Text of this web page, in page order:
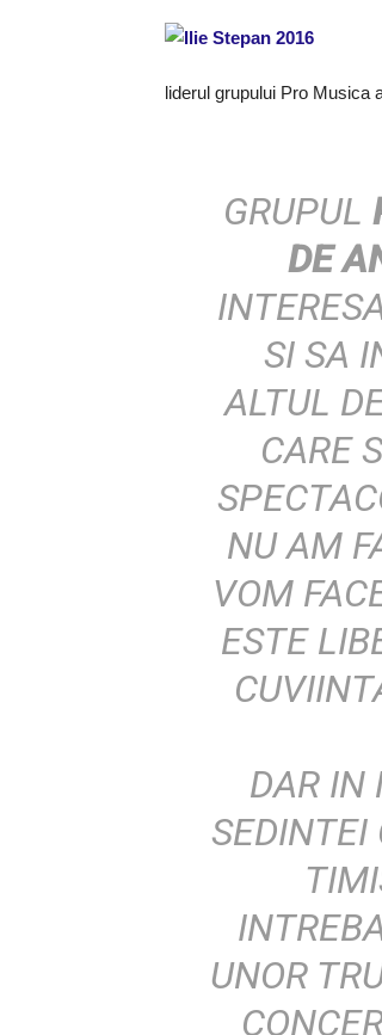
liderul grupului Pro Musica
GRUPUL
DE
SI SA
ALTUL
CARE
NU AM
VOM
ESTE
DAR IN
SEDINTEI
UNOR